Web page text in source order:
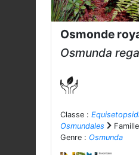
Osmonde
Osmunda
Classe :
Osmundales
Genre : Osmunda